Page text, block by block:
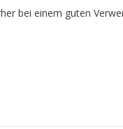
bei einem guten